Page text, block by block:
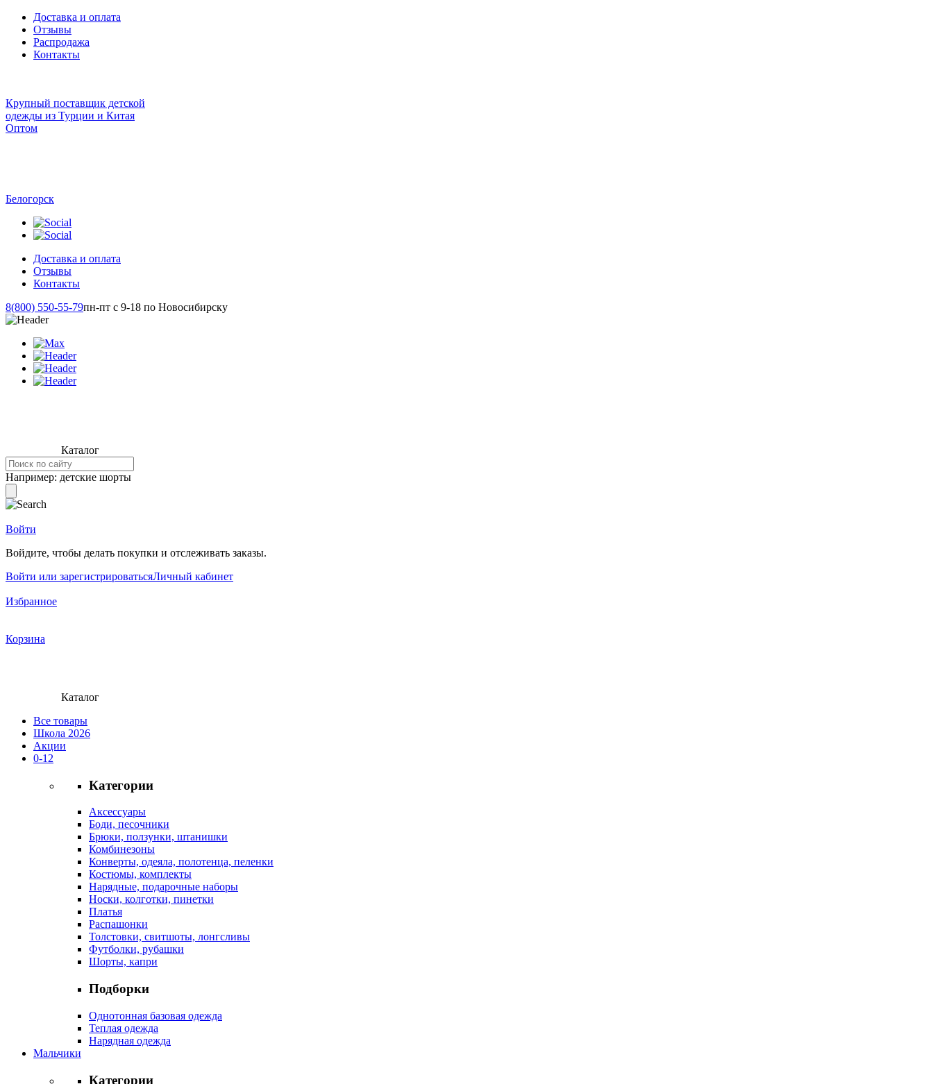
Доставка и оплата
Отзывы
Распродажа
Контакты
Крупный поставщик детской
одежды из Турции и Китая
Оптом
Белогорск
Доставка и оплата
Отзывы
Контакты
8(800) 550-55-79пн-пт с 9-18 по Новосибирску
Каталог
Например: детские шорты
Войти
Войдите, чтобы делать покупки и отслеживать заказы.
Войти или зарегистрироватьсяЛичный кабинет
Избранное
Корзина
Каталог
Все товары
Школа 2026
Акции
0-12
Категории
Аксессуары
Боди, песочники
Брюки, ползунки, штанишки
Комбинезоны
Конверты, одеяла, полотенца, пеленки
Костюмы, комплекты
Нарядные, подарочные наборы
Носки, колготки, пинетки
Платья
Распашонки
Толстовки, свитшоты, лонгсливы
Футболки, рубашки
Шорты, капри
Подборки
Однотонная базовая одежда
Теплая одежда
Нарядная одежда
Мальчики
Категории